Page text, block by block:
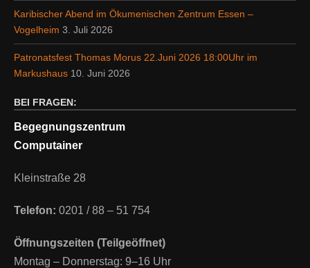
Karibischer Abend im Ökumenischen Zentrum Essen –
Vogelheim 3. Juli 2026
Patronatsfest Thomas Morus 22.Juni 2026 18:00Uhr im
Markushaus 10. Juni 2026
BEI FRAGEN:
Begegnungszentrum
Computainer
Kleinstraße 28
Telefon: 0201 / 88 – 51 754
Öffnungszeiten (Teilgeöffnet)
Montag – Donnerstag: 9–16 Uhr